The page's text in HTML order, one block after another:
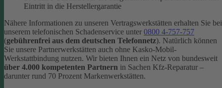
Eintritt in die Herstellergarantie
Nähere Informationen zu unseren Vertragswerkstätten erhalten Sie bei
unserem telefonischen Schadenservice unter 0800 4-757-757
(gebührenfrei aus dem deutschen Telefonnetz). Natürlich können
Sie unsere Partnerwerkstätten auch ohne Kasko-Mobil-
Werkstattbindung nutzen. Wir bieten Ihnen ein Netz von bundesweit
über 4.000 kompetenten Partnern in Sachen Kfz-Reparatur –
darunter rund 70 Prozent Markenwerkstätten.